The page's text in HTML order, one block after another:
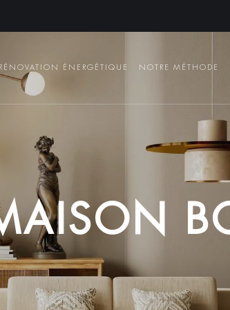
RÉNOVATION ÉNERGÉTIQUE NOTRE MÉTHODE
AISON B